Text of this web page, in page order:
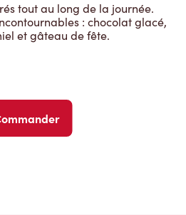
tout au long de la journée.
: chocolat glacé,
et gâteau de fête.